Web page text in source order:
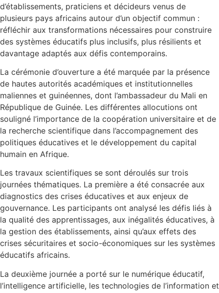
d’établissements, praticiens et décideurs venus de
plusieurs pays africains autour d’un objectif commun :
réfléchir aux transformations nécessaires pour construire
des systèmes éducatifs plus inclusifs, plus résilients et
davantage adaptés aux défis contemporains.
La cérémonie d’ouverture a été marquée par la présence
de hautes autorités académiques et institutionnelles
maliennes et guinéennes, dont l’ambassadeur du Mali en
République de Guinée. Les différentes allocutions ont
souligné l’importance de la coopération universitaire et de
la recherche scientifique dans l’accompagnement des
politiques éducatives et le développement du capital
humain en Afrique.
Les travaux scientifiques se sont déroulés sur trois
journées thématiques. La première a été consacrée aux
diagnostics des crises éducatives et aux enjeux de
gouvernance. Les participants ont analysé les défis liés à
la qualité des apprentissages, aux inégalités éducatives, à
la gestion des établissements, ainsi qu’aux effets des
crises sécuritaires et socio-économiques sur les systèmes
éducatifs africains.
La deuxième journée a porté sur le numérique éducatif,
l’intelligence artificielle, les technologies de l’information et